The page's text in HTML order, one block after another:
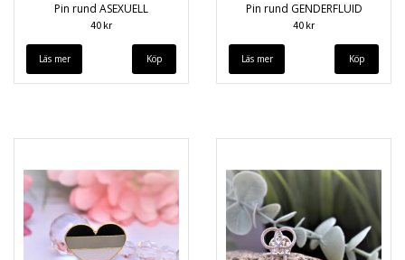
Pin rund ASEXUELL
40 kr
Läs mer
Pin rund GENDERFLUID
40 kr
Läs mer